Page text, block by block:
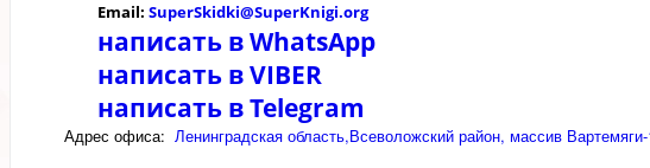
Email: SuperSkidki@SuperKnigi.org
написать в WhatsApp
написать в VIBER
написать в Telegram
Адрес офиса: Ленинградская область,Всеволожский район, массив